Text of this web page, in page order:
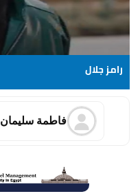
رامز جلال
فاطمة سليمان